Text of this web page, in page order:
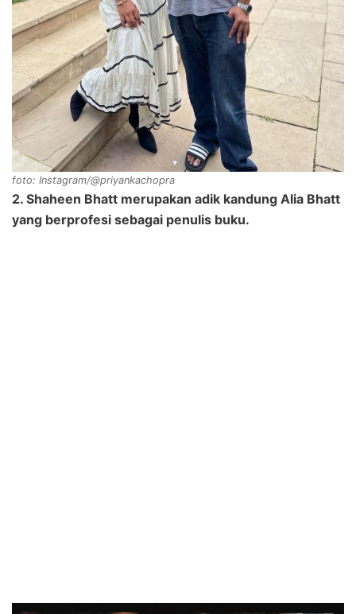
foto: Instagram/@priyankachopra
2. Shaheen Bhatt merupakan adik kandung Alia Bhatt
yang berprofesi sebagai penulis buku.